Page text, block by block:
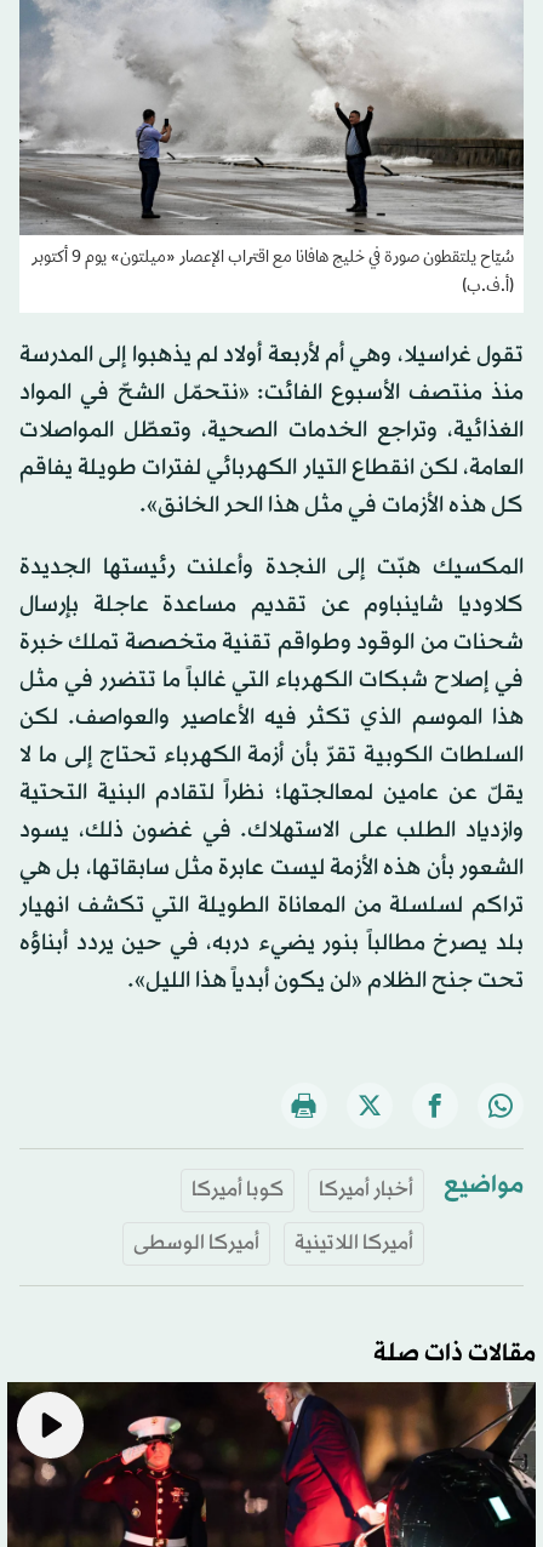
سُيّاح يلتقطون صورة في خليج هافانا مع اقتراب الإعصار «ميلتون» يوم 9 أكتوبر
(أ.ف.ب)
تقول غراسيلا، وهي أم لأربعة أولاد لم يذهبوا إلى المدرسة
منذ منتصف الأسبوع الفائت: «نتحمّل الشحّ في المواد
الغذائية، وتراجع الخدمات الصحية، وتعطّل المواصلات
العامة، لكن انقطاع التيار الكهربائي لفترات طويلة يفاقم
كل هذه الأزمات في مثل هذا الحر الخانق».
المكسيك هبّت إلى النجدة وأعلنت رئيستها الجديدة
كلاوديا شاينباوم عن تقديم مساعدة عاجلة بإرسال
شحنات من الوقود وطواقم تقنية متخصصة تملك خبرة
في إصلاح شبكات الكهرباء التي غالباً ما تتضرر في مثل
هذا الموسم الذي تكثر فيه الأعاصير والعواصف. لكن
السلطات الكوبية تقرّ بأن أزمة الكهرباء تحتاج إلى ما لا
يقلّ عن عامين لمعالجتها؛ نظراً لتقادم البنية التحتية
وازدياد الطلب على الاستهلاك. في غضون ذلك، يسود
الشعور بأن هذه الأزمة ليست عابرة مثل سابقاتها، بل هي
تراكم لسلسلة من المعاناة الطويلة التي تكشف انهيار
بلد يصرخ مطالباً بنور يضيء دربه، في حين يردد أبناؤه
تحت جنح الظلام «لن يكون أبدياً هذا الليل».
مواضيع أخبار أميركا
كوبا أميركا
أميركا اللاتينية
أميركا الوسطى
مقالات ذات صلة